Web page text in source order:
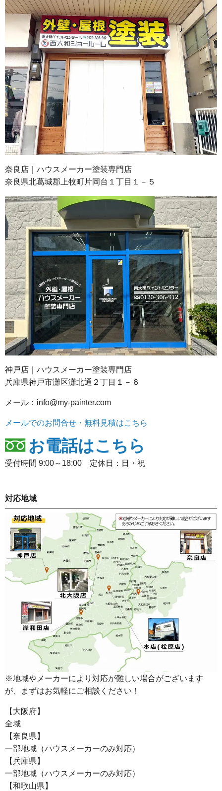
奈良店｜ハウスメーカー塗装専門店
奈良県北葛城郡上牧町片岡台１丁目１－５
神戸店｜ハウスメーカー塗装専門店
兵庫県神戸市灘区灘北通２丁目１－６
メール：info@my-painter.com
メールでのお問合せ・無料見積はこちら
お電話はこちら
受付時間 9:00～18:00 定休日：日・祝
対応地域
※地域やメーカーにより対応が難しい場合がございます
が、まずはお気軽にご相談ください！
【大阪府】
全域
【奈良県】
一部地域（ハウスメーカーのみ対応）
【兵庫県】
一部地域（ハウスメーカーのみ対応）
【和歌山県】